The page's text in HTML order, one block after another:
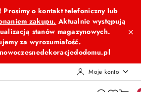
głównej
konto
głównego
produktu
Prosimy o kontakt telefoniczny lub
zakupu. Aktualnie występują
stanów magazynowych.
za wyrozumiałość.
Moje konto